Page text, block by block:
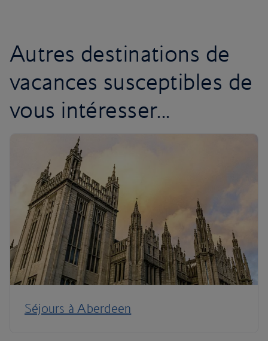
Autres destinations de
vacances susceptibles de
vous intéresser...
Séjours à Aberdeen